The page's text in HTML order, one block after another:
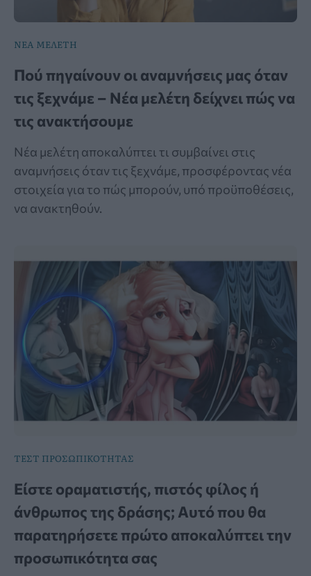
ΝΕΑ ΜΕΛΕΤΗ
Πού πηγαίνουν οι αναμνήσεις μας όταν
τις ξεχνάμε – Νέα μελέτη δείχνει πώς να
τις ανακτήσουμε
Νέα μελέτη αποκαλύπτει τι συμβαίνει στις
αναμνήσεις όταν τις ξεχνάμε, προσφέροντας νέα
στοιχεία για το πώς μπορούν, υπό προϋποθέσεις,
να ανακτηθούν.
ΤΕΣΤ ΠΡΟΣΩΠΙΚΟΤΗΤΑΣ
Είστε οραματιστής, πιστός φίλος ή
άνθρωπος της δράσης; Αυτό που θα
παρατηρήσετε πρώτο αποκαλύπτει την
προσωπικότητα σας